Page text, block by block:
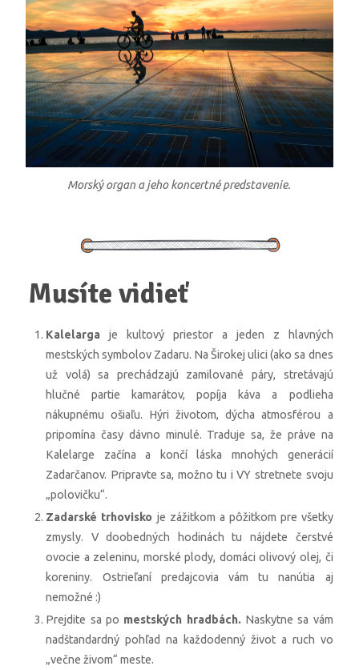
Morský organ a jeho koncertné predstavenie.
Musíte vidieť
Kalelargaje kultový priestor a jeden z hlavných
mestských symbolov Zadaru. Na Širokej ulici (ako sa dnes
už volá) sa prechádzajú zamilované páry, stretávajú
hlučné partie kamarátov, popíja káva a podlieha
nákupnému ošiaľu. Hýri životom, dýcha atmosférou a
pripomína časy dávno minulé. Traduje sa, že práve na
Kalelarge začína a končí láska mnohých generácií
Zadarčanov. Pripravte sa, možno tu i VY stretnete svoju
„polovičku“.
Zadarské trhovisko je zážitkom a pôžitkom pre všetky
zmysly. V doobedných hodinách tu nájdete čerstvé
ovocie a zeleninu, morské plody, domáci olivový olej, či
koreniny. Ostrieľaní predajcovia vám tu nanútia aj
nemožné :)
Prejdite sa po mestských hradbách. Naskytne sa vám
nadštandardný pohľad na každodenný život a ruch vo
„večne živom“ meste.